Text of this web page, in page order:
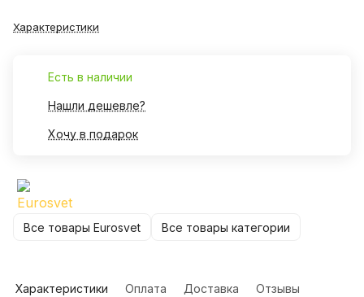
Характеристики
Есть в наличии
Нашли дешевле?
Хочу в подарок
Все товары Eurosvet Все товары категории
Характеристики Оплата Доставка Отзывы